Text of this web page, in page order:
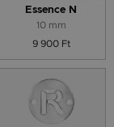
Essence N
10 mm
9 900 Ft